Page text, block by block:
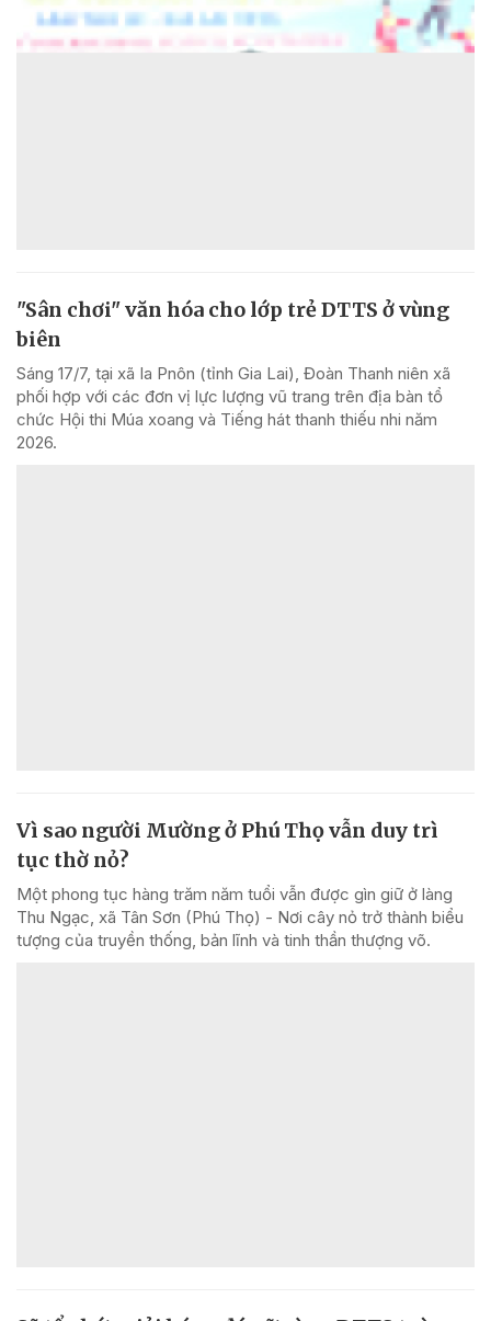
"Sân chơi" văn hóa cho lớp trẻ DTTS ở vùng
biên
Sáng 17/7, tại xã Ia Pnôn (tỉnh Gia Lai), Đoàn Thanh niên xã
phối hợp với các đơn vị lực lượng vũ trang trên địa bàn tổ
chức Hội thi Múa xoang và Tiếng hát thanh thiếu nhi năm
2026.
Vì sao người Mường ở Phú Thọ vẫn duy trì
tục thờ nỏ?
Một phong tục hàng trăm năm tuổi vẫn được gìn giữ ở làng
Thu Ngạc, xã Tân Sơn (Phú Thọ) - Nơi cây nỏ trở thành biểu
tượng của truyền thống, bản lĩnh và tinh thần thượng võ.